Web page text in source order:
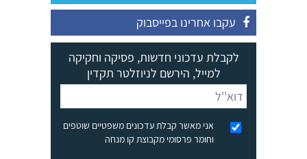
עקבו אחרינו בפייסבוק
לקבלת עדכוני חדשות, פסיקה וחקיקה
למייל, הירשם לניוזלטר תקדין
אני מאשר קבלת עדכונים משפטיים שוטפים
וחומר פרסומי מקבוצת קו מנחה